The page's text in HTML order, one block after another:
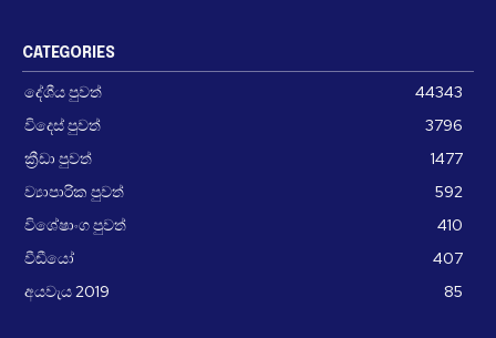
CATEGORIES
දේශීය පුවත්
44343
විදෙස් පුවත්
3796
ක්‍රීඩා පුවත්
1477
ව්‍යාපාරික පුවත්
592
විශේෂාංග පුවත්
410
වීඩීයෝ
407
අයවැය 2019
85